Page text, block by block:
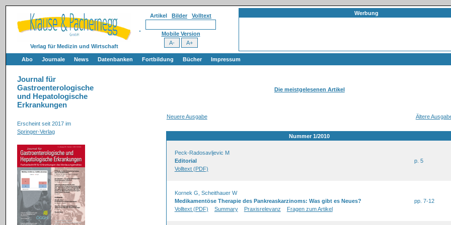
Verlag für Medizin und Wirtschaft
Artikel Bilder Volltext
Mobile Version
Werbung
Abo Journale News Datenbanken Fortbildung Bücher Impressum
Journal für
Gastroenterologische
und Hepatologische
Erkrankungen
Erscheint seit 2017 im
Springer-Verlag
Die meistgelesenen Artikel
Neuere Ausgabe Ältere
Nummer 1/2010
Peck-Radosavljevic M
Editorial
Volltext (PDF)
p. 5
Kornek G, Scheithauer W
Medikamentöse Therapie des Pankreaskarzinoms: Was gibt es Neues?
Volltext (PDF)
Summary Praxisrelevanz Fragen zum Artikel
pp. 7-12